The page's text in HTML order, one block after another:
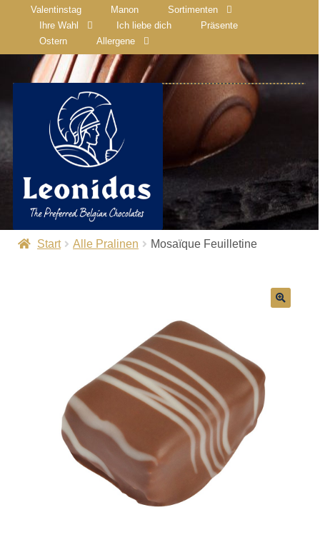
Valentinstag Manon
Sortimenten
Ihre Wahl
Ich liebe dich
Präsente
Ostern
Allergene
Start Alle Pralinen Mosaïque Feuilletine